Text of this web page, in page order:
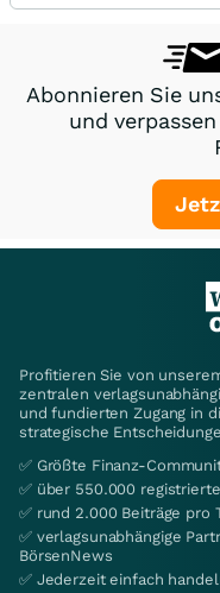
Abonnieren Sie
und
Profitieren Sie von
zentralen
und fundierten Zugang in
strategische
✅ Größte Finanz-
✅ über 550.000
✅ rund 2.000 Beiträge pro
✅ verlagsunabhängige
BörsenNews
✅ Jederzeit einfach